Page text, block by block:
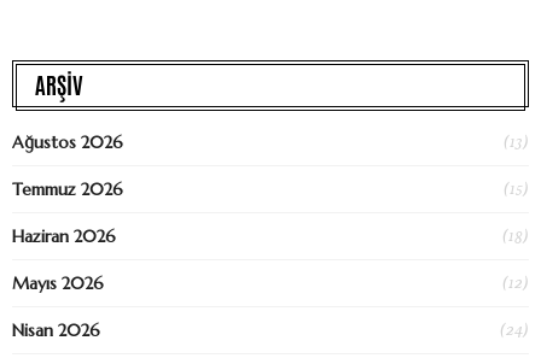
ARŞİV
Ağustos 2026 (13)
Temmuz 2026 (15)
Haziran 2026 (18)
Mayıs 2026 (12)
Nisan 2026 (24)